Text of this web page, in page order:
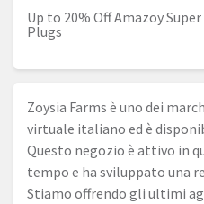
Up to 20% Off Amazoy Super
Plugs
Zoysia Farms è uno dei
virtuale italiano ed è
Questo negozio è attivo in
tempo e ha sviluppato una
Stiamo offrendo gli ultimi